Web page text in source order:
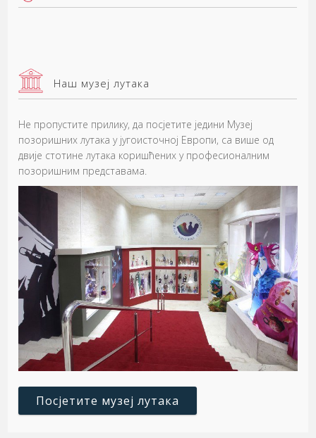
Наш музеј лутака
Не пропустите прилику, да посјетите једини Музеј
позоришних лутака у југоисточној Европи, са више од
двије стотине лутака коришћених у професионалним
позоришним представама.
Посјетите музеј лутака